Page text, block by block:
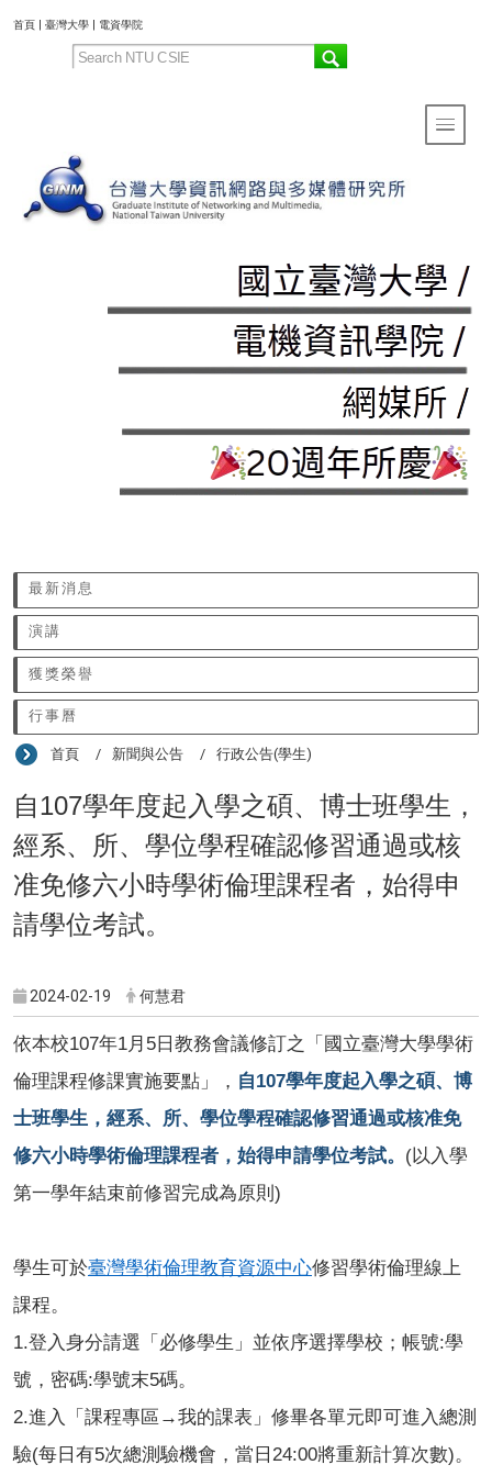
首頁 | 臺灣大學 | 電資學院
最新消息
演講
獲獎榮譽
行事曆
首頁 新聞與公告 行政公告(學生)
自107學年度起入學之碩、博士班學生，
經系、所、學位學程確認修習通過或核
准免修六小時學術倫理課程者，始得申
請學位考試。
2024-02-19 何慧君
依本校107年1月5日教務會議修訂之「國立臺灣大學學術
倫理課程修課實施要點」， 自107學年度起入學之碩、博
士班學生，經系、所、學位學程確認修習通過或核准免
修六小時學術倫理課程者，始得申請學位考試。 (以入學
第一學年結束前修習完成為原則)
學生可於臺灣學術倫理教育資源中心修習學術倫理線上
課程。
1.登入身分請選「必修學生」並依序選擇學校；帳號:學
號，密碼:學號末5碼。
2.進入「課程專區→我的課表」修畢各單元即可進入總測
驗(每日有5次總測驗機會，當日24:00將重新計算次數)。